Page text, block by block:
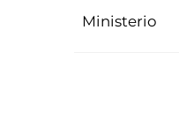
Ministerio